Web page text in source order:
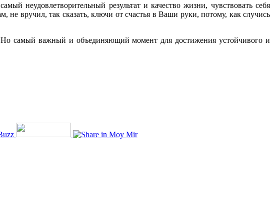
неудовлетворительный результат и качество жизни, чувствовать себя
не вручил, так сказать, ключи от счастья в Ваши руки, потому, как случись
Но самый важный и объединяющий момент для достижения устойчивого и